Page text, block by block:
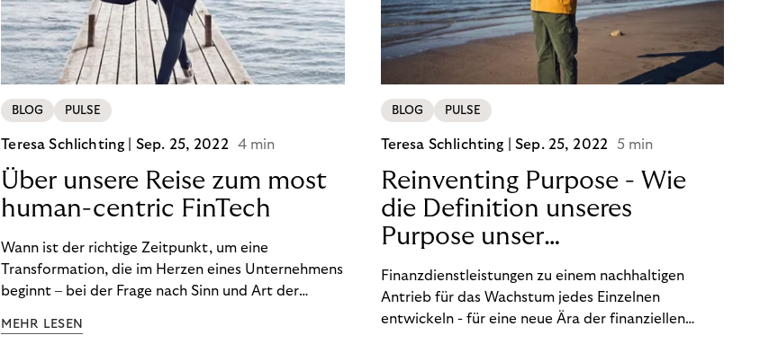
BLOG PULSE
Teresa Schlichting | Sep. 25, 2022 4 min
Über unsere Reise zum most
human-centric FinTech
Wann ist der richtige Zeitpunkt, um eine
Transformation, die im Herzen eines Unternehmens
beginnt – bei der Frage nach Sinn und Art der
kommuniziert man ein Ziel, das so ganzheitlich ist,
MEHR LESEN
BLOG PULSE
Teresa Schlichting |Sep. 25, 2022 5 min
Reinventing Purpose - Wie
die Definition unseres
Purpose unser
Transformation beeinflusst
hat!
Finanzdienstleistungen zu einem nachhaltigen
Antrieb für das Wachstum jedes Einzelnen
entwickeln - für eine neue Ära der finanziellen